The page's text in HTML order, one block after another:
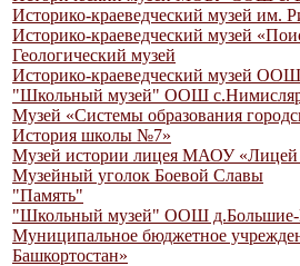
Историко-краеведческий музей
Историко-краеведческий музей
Геологический музей
Историко-краеведческий музей
"Школьный музей" ООШ
Музей «Системы образования
История школы №7»
Музей истории лицея МАОУ «Лицей
Музейный уголок Боевой Славы
"Память"
"Школьный музей" ООШ
Муниципальное бюджетное
Башкортостан»